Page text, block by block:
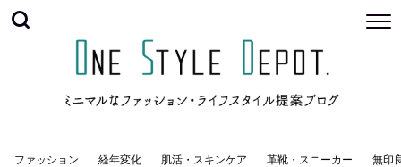
ファッション 経年変化 肌活・スキンケア 革靴・スニーカー 無印